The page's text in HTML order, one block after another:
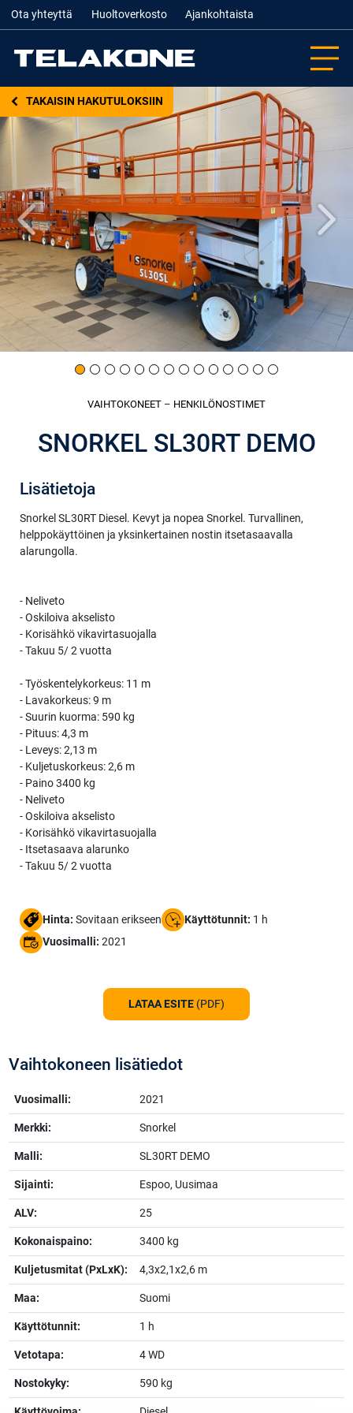
Ota yhteyttä Huoltoverkosto Ajankohtaista
TAKAISIN HAKUTULOKSIIN
Edellinen
VAIHTOKONEET – HENKILÖNOSTIMET
SNORKEL SL30RT DEMO
Lisätietoja
Snorkel SL30RT Diesel. Kevyt ja nopea Snorkel. Turvallinen,
helppokäyttöinen ja yksinkertainen nostin itsetasaavalla
alarungolla.
- Neliveto
- Oskiloiva akselisto
- Korisähkö vikavirtasuojalla
- Takuu 5/ 2 vuotta
- Työskentelykorkeus: 11 m
- Lavakorkeus: 9 m
- Suurin kuorma: 590 kg
- Pituus: 4,3 m
- Leveys: 2,13 m
- Kuljetuskorkeus: 2,6 m
- Paino 3400 kg
- Neliveto
- Oskiloiva akselisto
- Korisähkö vikavirtasuojalla
- Itsetasaava alarunko
- Takuu 5/ 2 vuotta
Hinta: Sovitaan erikseen Käyttötunnit: 1 h
Vuosimalli: 2021
LATAA ESITE (PDF)
Vaihtokoneen lisätiedot
Vuosimalli: 2021
Merkki: Snorkel
Malli: SL30RT DEMO
Sijainti: Espoo, Uusimaa
ALV: 25
Kokonaispaino: 3400 kg
Kuljetusmitat (PxLxK): 4,3x2,1x2,6 m
Maa: Suomi
Käyttötunnit: 1 h
Vetotapa: 4 WD
Nostokyky: 590 kg